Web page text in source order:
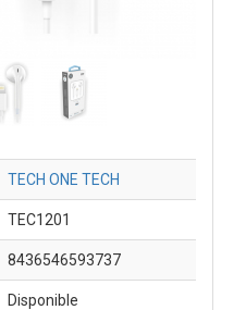
TECH ONE TECH
TEC1201
8436546593737
Disponible